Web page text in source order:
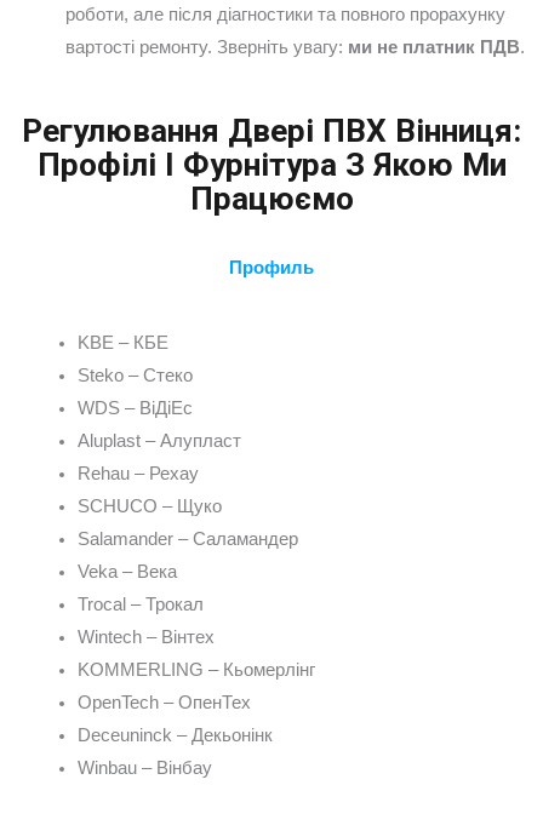
роботи, але після діагностики та повного прорахунку
вартості ремонту. Зверніть увагу: ми не платник ПДВ.
Регулювання Двері ПВХ Вінниця:
Профілі І Фурнітура З Якою Ми
Працюємо
Профиль
KBE – КБЕ
Steko – Стеко
WDS – ВіДіЕс
Aluplast – Алупласт
Rehau – Рехау
SCHUCO – Щуко
Salamander – Саламандер
Veka – Века
Trocal – Трокал
Wintech – Вінтех
KOMMERLING – Кьомерлінг
OpenTech – ОпенТех
Deceuninck – Декьонінк
Winbau – Вінбау